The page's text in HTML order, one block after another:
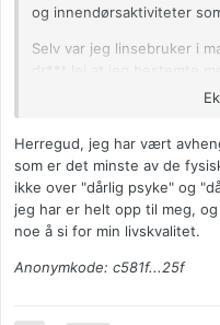
og innendørsaktiviteter
Selv var jeg linsebruker i
dr**t lei at jeg bestemte
perfekt, det kan være
forhold til hvordan det var
gangen, men det gjorde
enklere å overstå når jeg
avhengigheter.
Til TS: Du kan jo vurdere
og studer de ulike type
vit at det bare kan hjelpe
Herregud, jeg har vært
som er det minste av de
ikke over "dårlig psyke" og
jeg har er helt opp til meg,
noe å si for min livskvalitet.
Anonymkode: c581f...25f